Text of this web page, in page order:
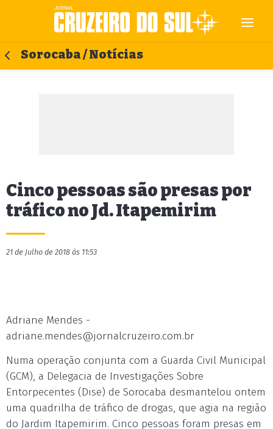
Sorocaba / Notícias
Cinco pessoas são presas por
tráfico no Jd. Itapemirim
21 de Julho de 2018 às 11:53
Adriane Mendes -
adriane.mendes@jornalcruzeiro.com.br
Numa operação conjunta com a Guarda Civil Municipal
(GCM), a Delegacia de Investigações Sobre
Entorpecentes (Dise) de Sorocaba desmantelou ontem
uma quadrilha de tráfico de drogas, que agia na região
do Jardim Itapemirim. Cinco pessoas foram presas em